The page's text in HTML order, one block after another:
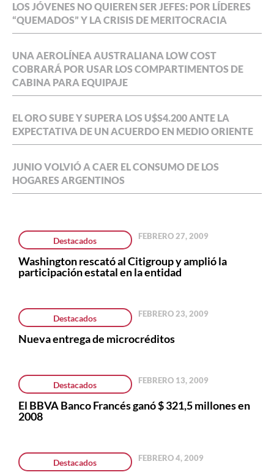
Destacados FEBRERO 27, 2009
Washington rescató al Citigroup y amplió la
participación estatal en la entidad
Destacados FEBRERO 23, 2009
Nueva entrega de microcréditos
Destacados FEBRERO 13, 2009
El BBVA Banco Francés ganó $ 321,5 millones en
2008
Destacados FEBRERO 4, 2009
LOS JÓVENES NO QUIEREN SER JEFES: POR LÍDERES
“QUEMADOS” Y LA CRISIS DE MERITOCRACIA
UNA AEROLÍNEA AUSTRALIANA LOW COST
COBRARÁ POR USAR LOS COMPARTIMENTOS DE
CABINA PARA EQUIPAJE
EL ORO SUBE Y SUPERA LOS U$S4.200 ANTE LA
EXPECTATIVA DE UN ACUERDO EN MEDIO ORIENTE
JUNIO VOLVIÓ A CAER EL CONSUMO DE LOS
HOGARES ARGENTINOS